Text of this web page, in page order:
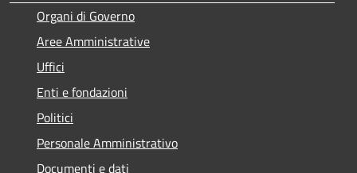
Organi di Governo
Aree Amministrative
Uffici
Enti e fondazioni
Politici
Personale Amministrativo
Documenti e dati